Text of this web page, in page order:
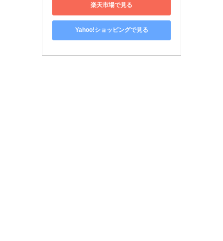
楽天市場で見る
Yahoo!ショッピングで見る